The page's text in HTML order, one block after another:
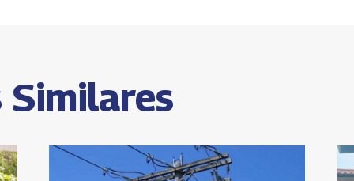
Similares